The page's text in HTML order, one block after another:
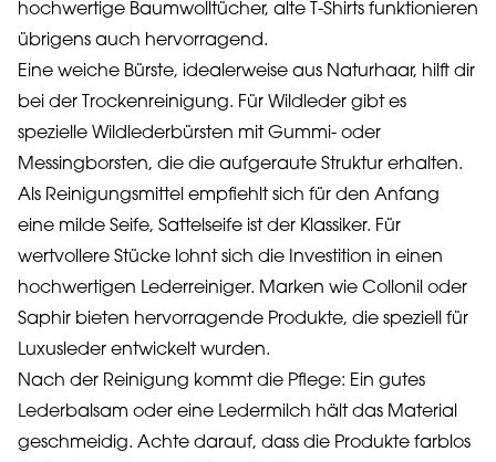
hochwertige Baumwolltücher, alte T-Shirts funktionieren
übrigens auch hervorragend.
Eine weiche Bürste, idealerweise aus Naturhaar, hilft dir
bei der Trockenreinigung. Für Wildleder gibt es
spezielle Wildlederbürsten mit Gummi- oder
Messingborsten, die die aufgeraute Struktur erhalten.
Als Reinigungsmittel empfiehlt sich für den Anfang
eine milde Seife, Sattelseife ist der Klassiker. Für
wertvollere Stücke lohnt sich die Investition in einen
hochwertigen Lederreiniger. Marken wie Collonil oder
Saphir bieten hervorragende Produkte, die speziell für
Luxusleder entwickelt wurden.
Nach der Reinigung kommt die Pflege: Ein gutes
Lederbalsam oder eine Ledermilch hält das Material
geschmeidig. Achte darauf, dass die Produkte farblos